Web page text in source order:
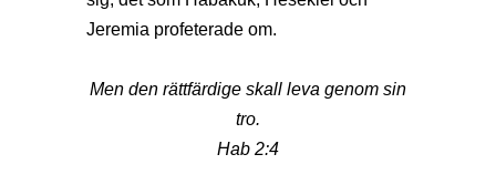
Jeremia profeterade om.
Men den rättfärdige skall leva genom sin
tro.
Hab 2:4